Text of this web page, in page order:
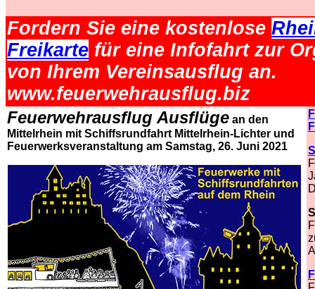
Fordern Sie eine kostenlose
Freikarte für eine Infofahrt zur
von Ihrem Vereinsausflug an.
www.feuerwehrausflug.biz
Feuerwehrausflug Ausflüge an den
Mittelrhein mit Schiffsrundfahrt Mittelrhein-Lichter und
Feuerwerksveranstaltung am Samstag, 26. Juni 2021